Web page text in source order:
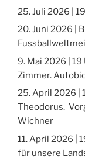
25. Juli 2026 |
20. Juni 2026 |
9. Mai 2026 |
Zimmer.
25. April 2026 |
Theodorus.
Wichner
11. April 2026 |
für unsere